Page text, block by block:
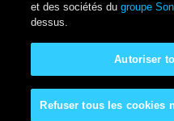
et des sociétés dugroupe
dessus.
Refuser tous les cookies
Autoriser